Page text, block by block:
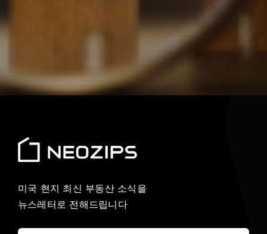
미국 현지 최신 부동산 소식을
뉴스레터로 전해드립니다